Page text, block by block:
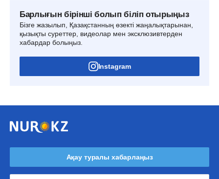
Барлығын бірінші болып біліп отырыңыз
Бізге жазылып, Қазақстанның өзекті жаңалықтарынан,
қызықты суреттер, видеолар мен эксклюзивтерден
хабардар болыңыз.
Instagram
Ақау туралы хабарлаңыз